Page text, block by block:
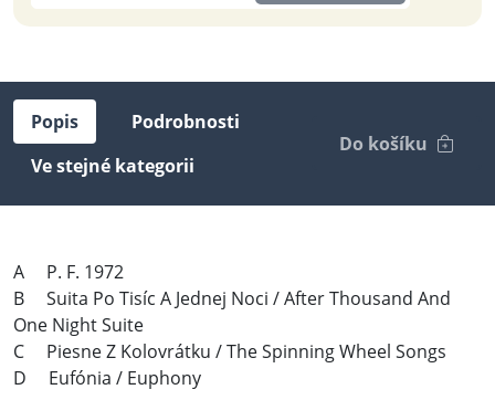
Popis
Podrobnosti
Ve stejné kategorii
Do košíku
A P. F. 1972
B Suita Po Tisíc A Jednej Noci / After Thousand And
One Night Suite
C Piesne Z Kolovrátku / The Spinning Wheel Songs
D Eufónia / Euphony